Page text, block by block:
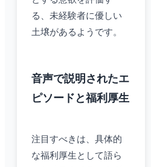
る、未経験者に優しい
土壌があるようです。
音声で説明されたエ
ピソードと福利厚生
注目すべきは、具体的
な福利厚生として語ら